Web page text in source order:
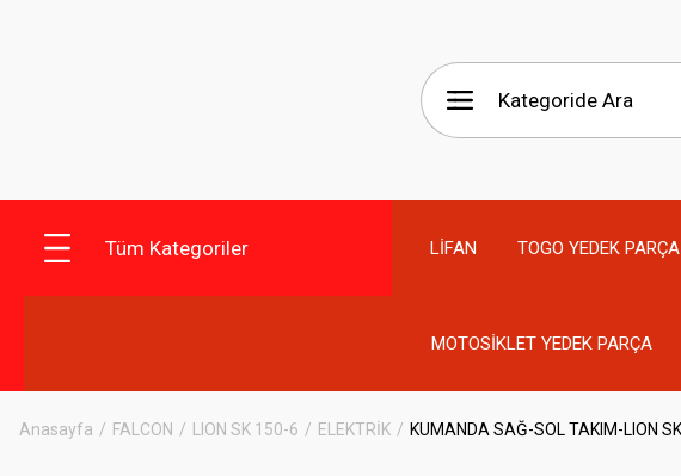
Tüm Kategoriler LİFAN TOGO YEDEK PARÇA
MOTOSİKLET YEDEK PARÇA
Anasayfa FALCON LION SK 150-6 ELEKTRİK KUMANDA SAĞ-SOL TAKIM-LION